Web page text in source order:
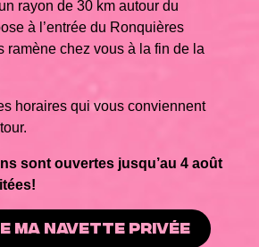
rayon de 30 km autour du
à l’entrée du Ronquières
ramène chez vous à la fin de la
horaires qui vous conviennent
sont ouvertes jusqu’au 4 août
MA NAVETTE PRIVÉE